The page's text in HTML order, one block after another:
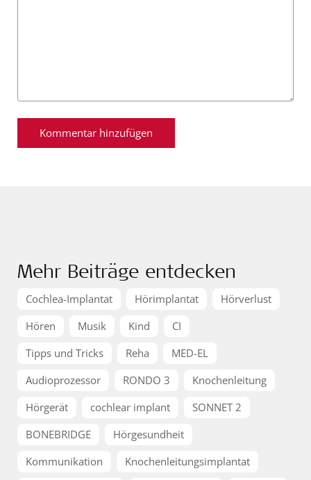
Mehr Beiträge entdecken
Cochlea-Implantat Hörimplantat
Hörverlust
Hören
Musik Kind
CI
Tipps und Tricks
Reha
MED-EL
Audioprozessor
RONDO 3
Knochenleitung
Hörgerät
cochlear implant
SONNET 2
BONEBRIDGE
Hörgesundheit
Kommunikation
Knochenleitungsimplantat